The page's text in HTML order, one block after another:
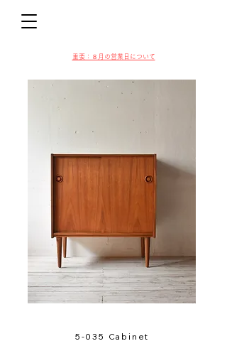
​​重要：８月の営業日について
5-035 Cabinet